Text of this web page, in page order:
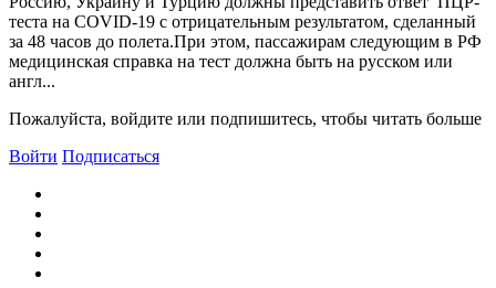
теста на COVID-19 с отрицательным результатом, сделанный
за 48 часов до полета.При этом, пассажирам следующим в РФ
медицинская справка на тест должна быть на русском или
англ...
Пожалуйста, войдите или подпишитесь, чтобы читать больше
Войти Подписаться